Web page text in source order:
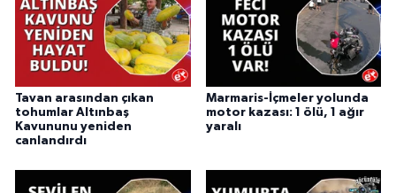
Tavan arasından çıkan
tohumlar Altınbaş
Kavununu yeniden
canlandırdı
Marmaris-İçmeler yolunda
motor kazası: 1 ölü, 1 ağır
yaralı